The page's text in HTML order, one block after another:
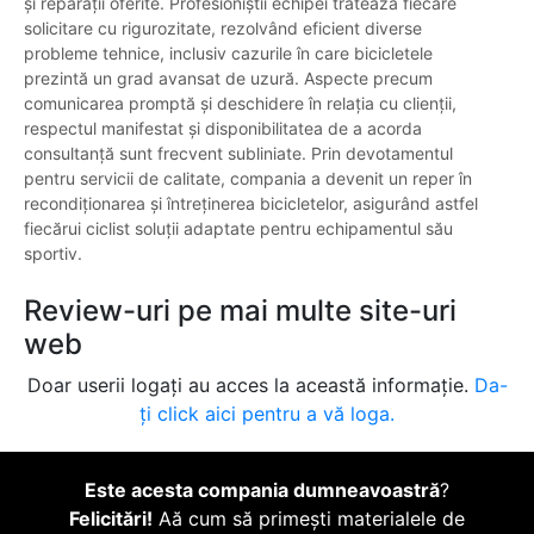
solicitare cu rigurozitate, rezolvând eficient diverse
probleme tehnice, inclusiv cazurile în care bicicletele
prezintă un grad avansat de uzură. Aspecte precum
comunicarea promptă și deschidere în relația cu clienții,
respectul manifestat și disponibilitatea de a acorda
consultanță sunt frecvent subliniate. Prin devotamentul
pentru servicii de calitate, compania a devenit un reper în
recondiționarea și întreținerea bicicletelor, asigurând astfel
fiecărui ciclist soluții adaptate pentru echipamentul său
sportiv.
Review-uri pe mai multe site-uri
web
Doar userii logați au acces la această informație. Da-
ți click aici pentru a vă loga.
Este acesta compania dumneavoastră?
Felicitări! Aă cum să primești materialele de